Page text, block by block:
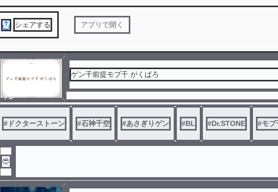
シェアする アプリで開く
ノベ
ル
ゲン千前提モブ千 がくぱろ
# ドクターストーン #石神千空 #あさぎりゲン #BL #Dr.STONE #モブ
😎